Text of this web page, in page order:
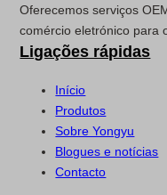
Oferecemos serviços
comércio eletrónico para
Ligações rápidas
Início
Produtos
Sobre Yongyu
Blogues e notícias
Contacto